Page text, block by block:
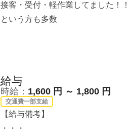
接客・受付・軽作業してました！！
という方も多数
給与
時給： 1,600 円 ～ 1,800 円
交通費一部支給
【給与備考】
・・・